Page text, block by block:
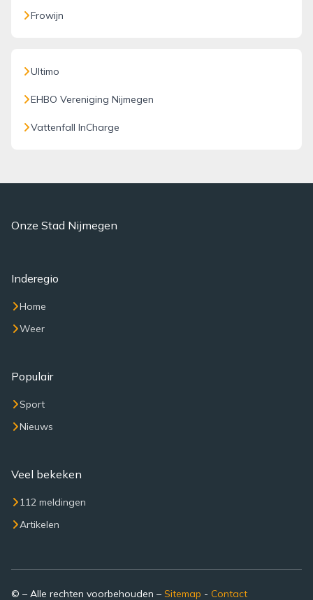
Frowijn
Ultimo
EHBO Vereniging Nijmegen
Vattenfall InCharge
Onze Stad Nijmegen
Inderegio
Home
Weer
Populair
Sport
Nieuws
Veel bekeken
112 meldingen
Artikelen
© – Alle rechten voorbehouden – Sitemap - Contact